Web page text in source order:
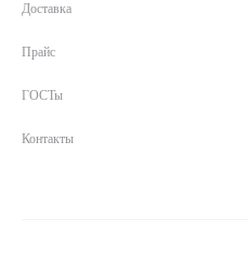
Доставка
Прайс
ГОСТы
Контакты